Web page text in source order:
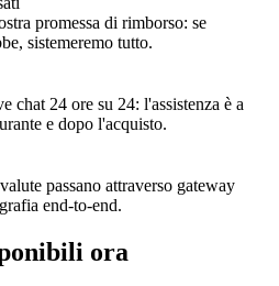
promessa di rimborso: se
sistemeremo tutto.
chat 24 ore su 24: l'assistenza è a
e dopo l'acquisto.
passano attraverso gateway
end-to-end.
ora